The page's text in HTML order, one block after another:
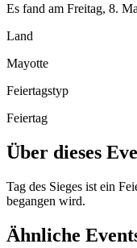
Es fand am Freitag, 8.
Land
Mayotte
Feiertagstyp
Feiertag
Über dieses
Tag des Sieges ist ein
begangen wird.
Ähnliche